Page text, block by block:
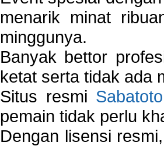
menarik minat
minggunya.
Banyak bettor
ketat serta tidak ada
Situs resmi Sabatoto
pemain tidak perlu
Dengan lisensi resmi,